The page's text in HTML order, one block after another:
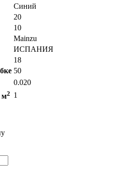
Синий
20
10
Mainzu
ИСПАНИЯ
18
50
0.020
м2 1